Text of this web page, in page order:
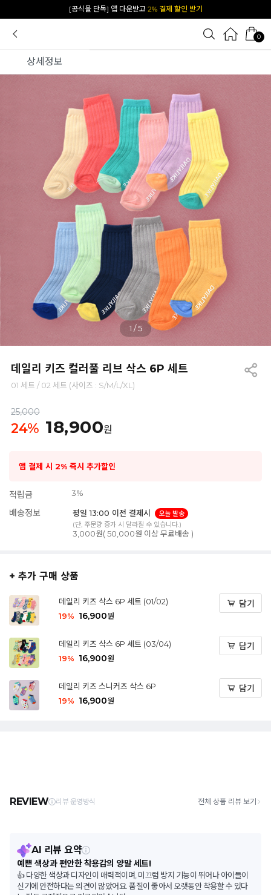
카카오 플친 추가하면1천원 즉시 할인 쿠폰
0
상세정보
1 /5
데일리 키즈 컬러풀 리브 삭스 6P 세트
01 세트 / 02 세트 (사이즈 : S/M/L/XL)
25,000
24% 18,900원
앱 결제 시 2% 즉시 추가할인
적립금 3%
배송정보 평일 13:00 이전 결제시
오늘 발송
(단, 주문량 증가 시 달라질 수 있습니다.)
3,000원( 50,000원 이상 무료배송 )
+ 추가 구매 상품
데일리 키즈 삭스 6P 세트 (01/02)
19% 16,900원
담기
데일리 키즈 삭스 6P 세트 (03/04)
19% 16,900원
담기
데일리 키즈 스니커즈 삭스 6P
19% 16,900원
담기